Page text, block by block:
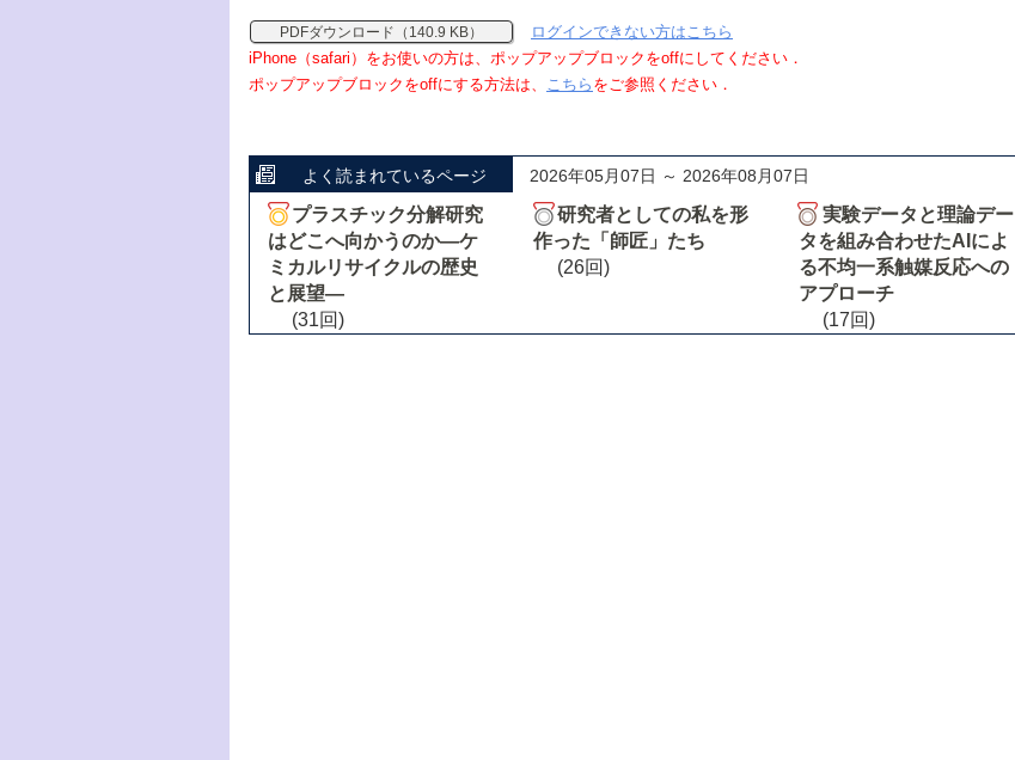
PDFダウンロード（140.9 KB）
ログインできない方はこちら
iPhone（safari）をお使いの方は、ポップアップブロックをoffにしてください．
ポップアップブロックをoffにする方法は、 こちら をご参照ください．
よく読まれているページ 2026年05月07日 ～ 2026年08月07日
プラスチック分解研究
はどこへ向かうのか―ケ
ミカルリサイクルの歴史
と展望―
(31回)
研究者としての私を形
作った「師匠」たち
(26回)
実験データと理論デー
タを組み合わせたAIによ
る不均一系触媒反応への
アプローチ
(17回)